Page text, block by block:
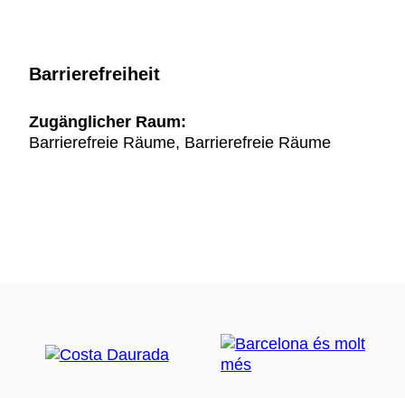
Barrierefreiheit
Zugänglicher Raum:
Barrierefreie Räume, Barrierefreie Räume